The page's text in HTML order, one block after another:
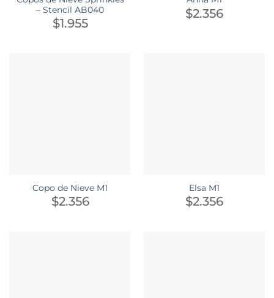
– Stencil AB040
$1.955
$2.356
Copo de Nieve M1
$2.356
Elsa M1
$2.356